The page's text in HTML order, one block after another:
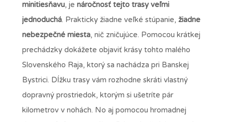
minitiesňavu, je náročnosť tejto trasy veľmi
jednoduchá. Prakticky žiadne veľké stúpanie, žiadne
nebezpečné miesta, nič zničujúce. Pomocou krátkej
prechádzky dokážete objaviť krásy tohto malého
Slovenského Raja, ktorý sa nachádza pri Banskej
Bystrici. Dĺžku trasy vám rozhodne skráti vlastný
dopravný prostriedok, ktorým si ušetríte pár
kilometrov v nohách. No aj pomocou hromadnej